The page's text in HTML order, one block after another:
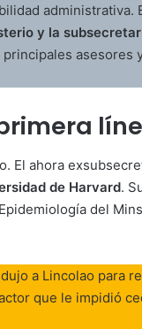
administrativa.
y la
asesores
El ahora
de Harvard.
del
a Lincolao para
que le impidió